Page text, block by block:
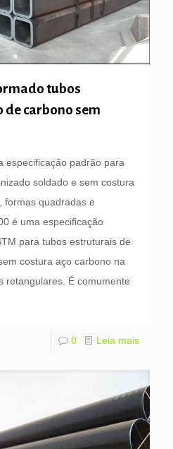
tubos
de carbono sem
especificação padrão para
soldado e sem costura
formas quadradas e
é uma especificação
para tubos estruturais de
costura aço carbono na
retangulares. É comumente
0 Leia mais